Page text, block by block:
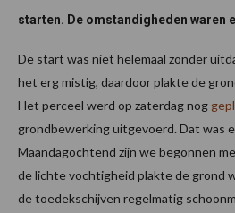
starten. De omstandigheden waren
De start was niet helemaal zonder
het erg mistig, daardoor plakte de
Het perceel werd op zaterdag nog
grondbewerking uitgevoerd. Dat was
Maandagochtend zijn we begonnen
de lichte vochtigheid plakte de grond
de toedekschijven regelmatig